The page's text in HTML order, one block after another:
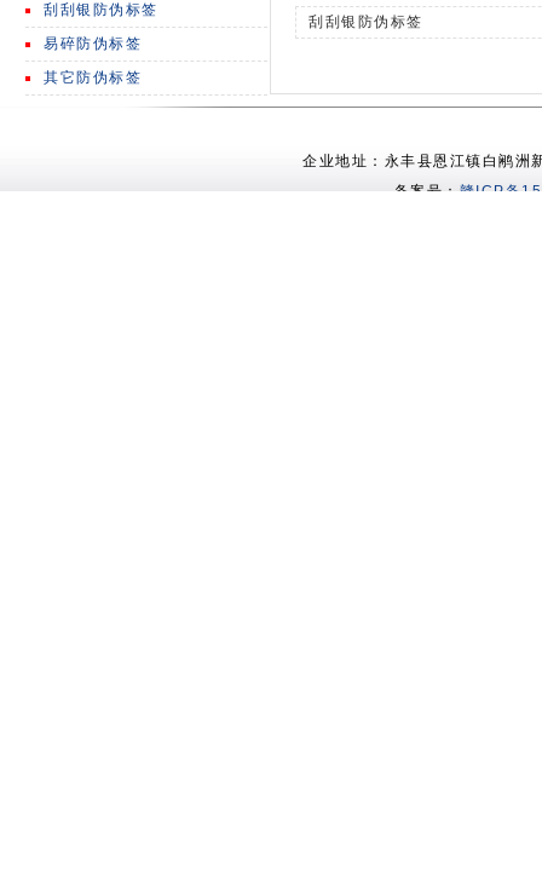
刮刮银防伪标签
易碎防伪标签
其它防伪标签
刮刮银防伪标签
企业地址：永丰县恩江镇白鹇
备案号： 赣ICP备